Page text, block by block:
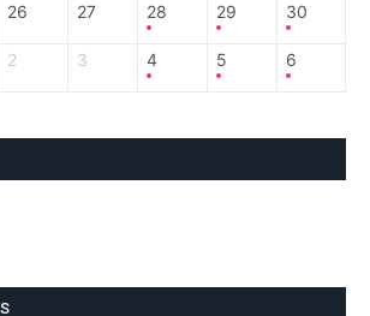
26 27 28 29 30
2 3 4 5 6